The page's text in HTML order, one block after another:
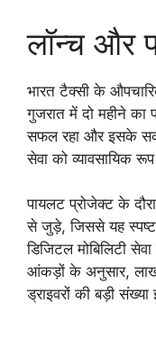
लॉन्च और
भारत टैक्सी के
गुजरात में दो महीने का
सफल रहा और इसके
सेवा को व्यावसायिक
पायलट प्रोजेक्ट के
से जुड़े, जिससे यह
डिजिटल मोबिलिटी
आंकड़ों के अनुसार,
ड्राइवरों की बड़ी